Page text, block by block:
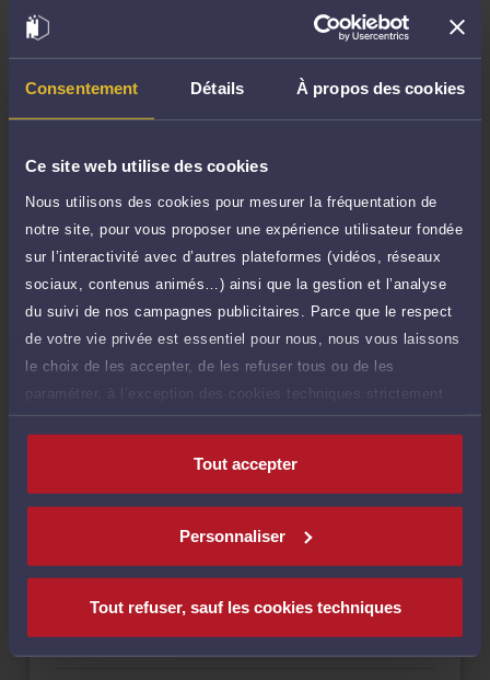
Consentement Détails À propos des cookies
Ce site web utilise des cookies
Nous utilisons des cookies pour mesurer la fréquentation de
notre site, pour vous proposer une expérience utilisateur fondée
sur l’interactivité avec d’autres plateformes (vidéos, réseaux
sociaux, contenus animés…) ainsi que la gestion et l’analyse
du suivi de nos campagnes publicitaires. Parce que le respect
de votre vie privée est essentiel pour nous, nous vous laissons
le choix de les accepter, de les refuser tous ou de les
paramétrer, à l’exception des cookies techniques strictement
nécessaires au fonctionnement du site.
Tout accepter
Personnaliser
Tout refuser, sauf les cookies techniques
Demander un rappel
Question simple
Réponse concise à votre question (moins
Poser une question
Consultation écrite
Etude de votre dossier + possibilité
d'ajout d'une pièce jointe
400 €
TTC
Consulter par écrit
Voir sa Grille indicative des Honoraires
Payer des honoraires ou une facture
honoraires à l’avocat par Carte Bancaire.
Payer
Compétences